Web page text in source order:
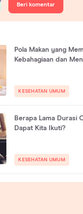
Beri komentar
Pola Makan yang
Kebahagiaan dan
KESEHATAN UMUM
Berapa Lama Durasi
Dapat Kita Ikuti?
KESEHATAN UMUM